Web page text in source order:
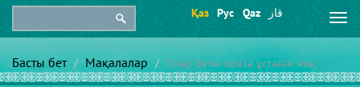
Қаз Рус Qaz قاز
Басты бет Мақалалар Олар бүгін ораза ұстаған жоқ